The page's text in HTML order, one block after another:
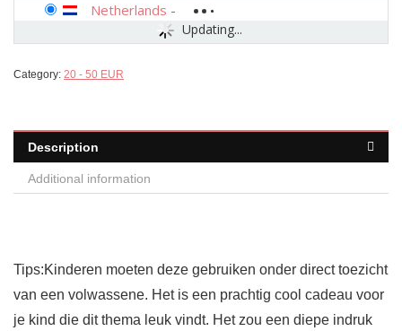
Updating...
Netherlands -
Category: 20 - 50 EUR
Description
Additional information
Tips:Kinderen moeten deze gebruiken onder direct toezicht
van een volwassene. Het is een prachtig cool cadeau voor
je kind die dit thema leuk vindt. Het zou een diepe indruk